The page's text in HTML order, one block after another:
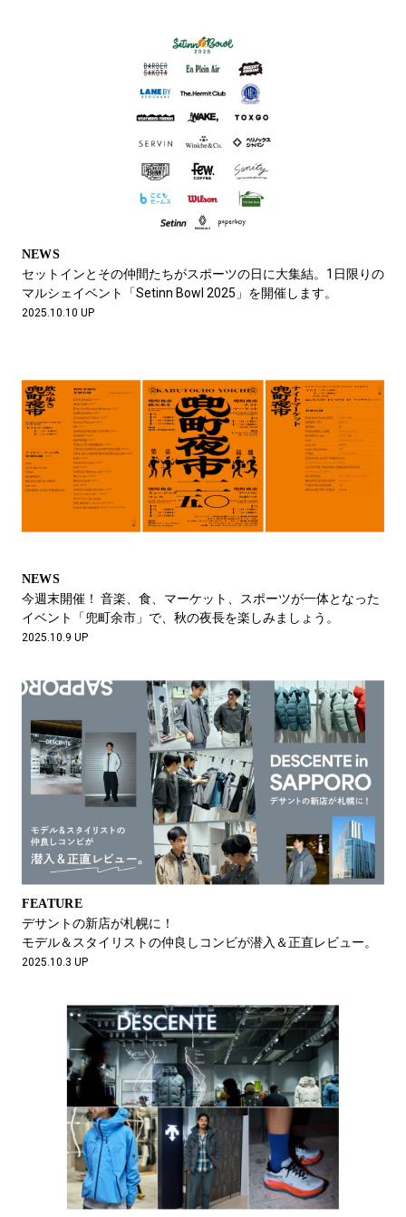
NEWS
セットインとその仲間たちがスポーツの日に大集結。1日限りの
マルシェイベント「Setinn Bowl 2025」を開催します。
2025.10.10 UP
NEWS
今週末開催！ 音楽、食、マーケット、スポーツが一体となった
イベント「兜町余市」で、秋の夜長を楽しみましょう。
2025.10.9 UP
FEATURE
デサントの新店が札幌に！
モデル＆スタイリストの仲良しコンビが潜入＆正直レビュー。
2025.10.3 UP